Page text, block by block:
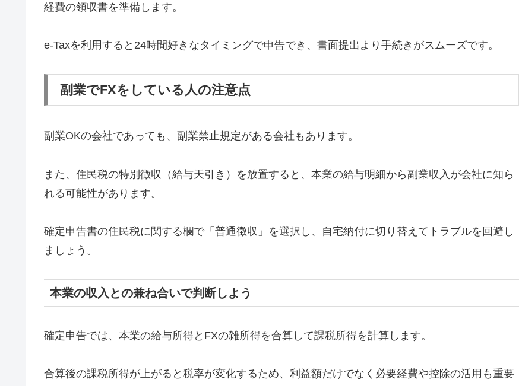
経費の領収書を準備します。
e-Taxを利用すると24時間好きなタイミングで申告でき、書面提出より手続きがスムーズです。
副業でFXをしている人の注意点
副業OKの会社であっても、副業禁止規定がある会社もあります。
また、住民税の特別徴収（給与天引き）を放置すると、本業の給与明細から副業収入が会社に知ら
れる可能性があります。
確定申告書の住民税に関する欄で「普通徴収」を選択し、自宅納付に切り替えてトラブルを回避し
ましょう。
本業の収入との兼ね合いで判断しよう
確定申告では、本業の給与所得とFXの雑所得を合算して課税所得を計算します。
合算後の課税所得が上がると税率が変化するため、利益額だけでなく必要経費や控除の活用も重要